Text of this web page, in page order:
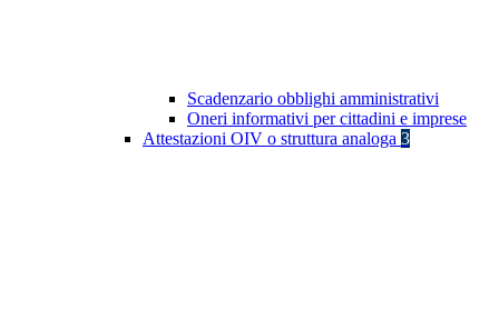
Scadenzario obblighi amministrativi
Oneri informativi per cittadini e imprese
Attestazioni OIV o struttura analoga 3